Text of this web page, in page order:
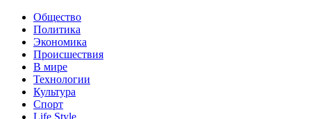
Общество
Политика
Экономика
Происшествия
В мире
Технологии
Культура
Спорт
Life Style